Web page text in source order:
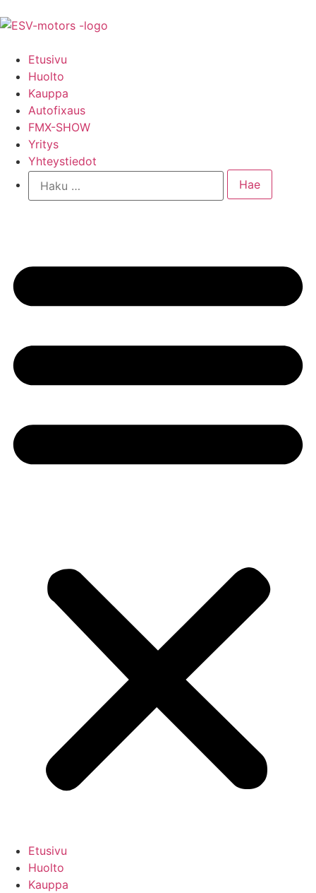
Etusivu
Huolto
Kauppa
Autofixaus
FMX-SHOW
Yritys
Yhteystiedot
Etusivu
Huolto
Kauppa